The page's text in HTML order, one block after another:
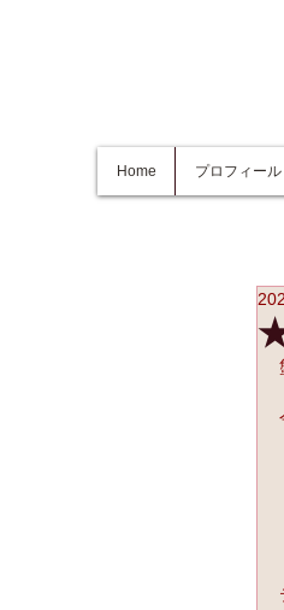
Home プロフィール